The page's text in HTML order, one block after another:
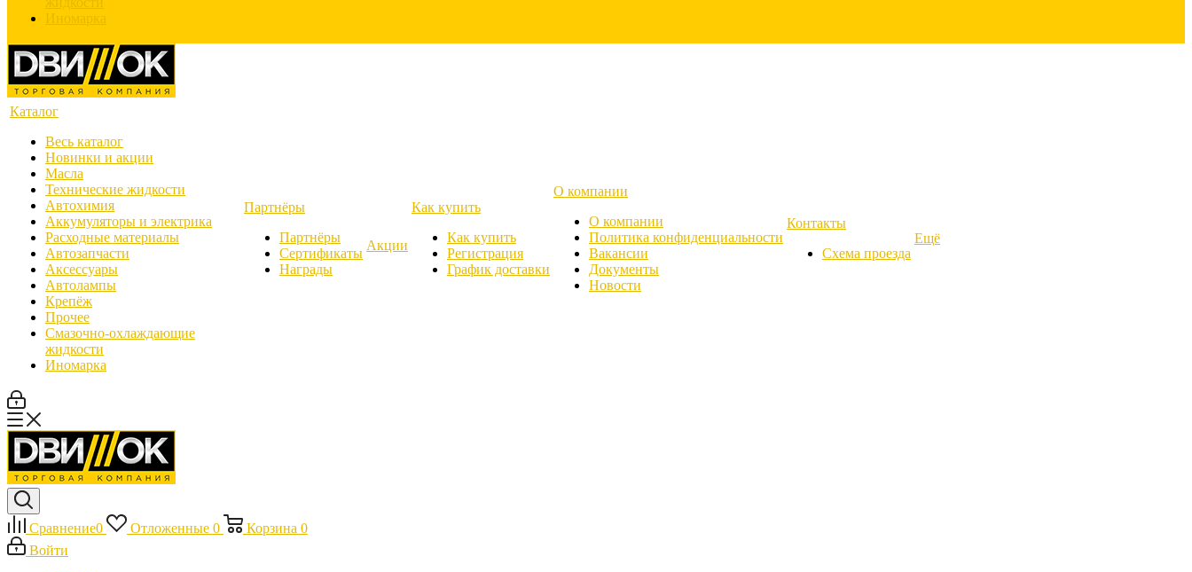
Иномарка
Каталог
Весь каталог
Новинки и акции
Масла
Технические жидкости
Автохимия
Аккумуляторы и электрика
Расходные материалы
Автозапчасти
Аксессуары
Автолампы
Крепёж
Прочее
Смазочно-охлаждающие
жидкости
Иномарка
Партнёры
Партнёры
Сертификаты
Награды
Акции
Как купить
Как купить
Регистрация
График доставки
О компании
О компании
Политика конфиденциальности
Вакансии
Документы
Новости
Контакты
Схема проезда
Ещё
Сравнение0 Отложенные 0 Корзина 0
Войти